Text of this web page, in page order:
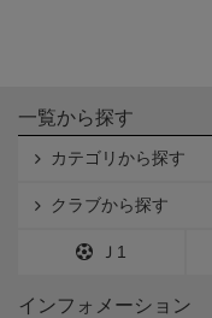
一覧から探す
カテゴリから探す
クラブから探す
Ｊ1
インフォメーション